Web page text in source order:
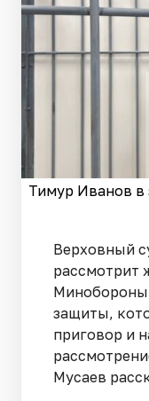
Тимур Иванов в
Верховный
рассмотрит
Минобороны
защиты,
приговор и
Мусаев